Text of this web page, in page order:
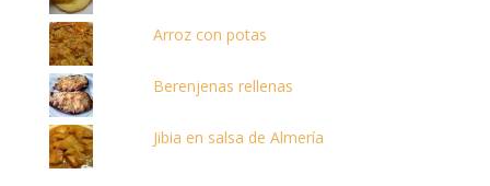
Arroz con potas
Berenjenas rellenas
Jibia en salsa de Almería